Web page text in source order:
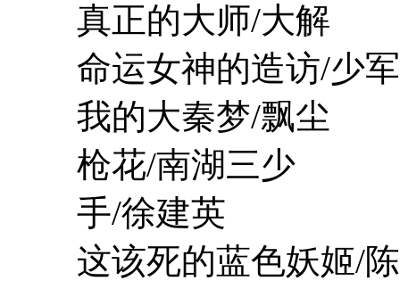
真正的大师/大解
命运女神的造访/少军
我的大秦梦/飘尘
枪花/南湖三少
手/徐建英
这该死的蓝色妖姬/陈